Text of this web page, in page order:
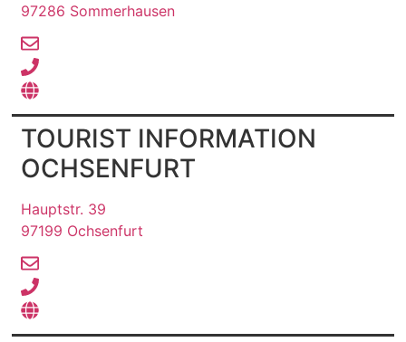
97286 Sommerhausen
TOURIST INFORMATION
OCHSENFURT
Hauptstr. 39
97199 Ochsenfurt